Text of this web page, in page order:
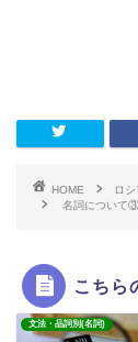
HOME ロ
名詞について
こちら
文法・品詞別(名詞)